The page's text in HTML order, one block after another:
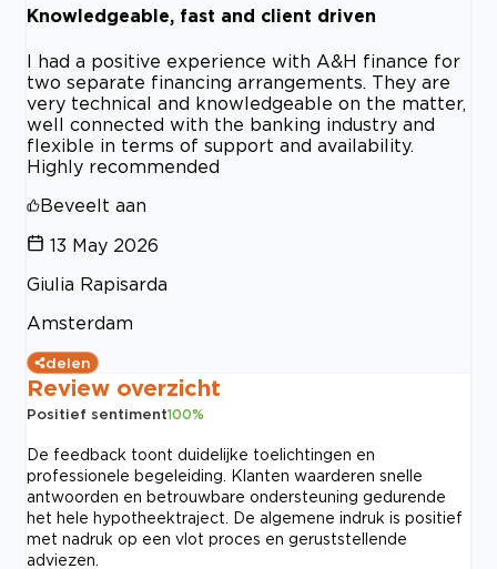
Knowledgeable, fast and client driven
I had a positive experience with A&H finance for
two separate financing arrangements. They are
very technical and knowledgeable on the matter,
well connected with the banking industry and
flexible in terms of support and availability.
Highly recommended
Beveelt aan
13 May 2026
Giulia Rapisarda
Amsterdam
delen
Review overzicht
Positief sentiment100%
De feedback toont duidelijke toelichtingen en
professionele begeleiding. Klanten waarderen snelle
antwoorden en betrouwbare ondersteuning gedurende
het hele hypotheektraject. De algemene indruk is positief
met nadruk op een vlot proces en geruststellende
adviezen.